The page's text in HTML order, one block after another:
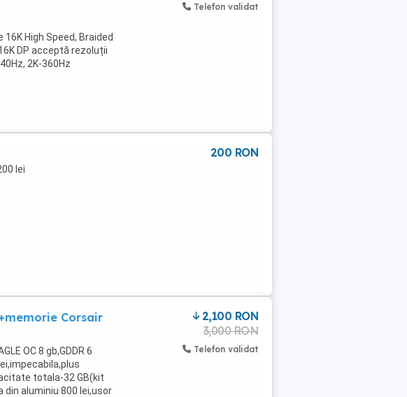
High Speed, Braided
DP acceptă rezoluții
2K-360Hz
DP 2.1 ...
Telefon validat
lei
200 RON
Corsair
OC 8 gb,GDDR 6
totala-32 GB(kit
din aluminiu 800 lei,usor
2,100 RON
3,000 RON
Telefon validat